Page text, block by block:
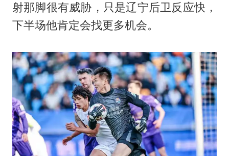
射那脚很有威胁，只是辽宁后卫反应快，
下半场他肯定会找更多机会。